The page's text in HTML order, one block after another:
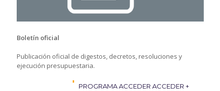
Boletín oficial
Publicación oficial de digestos, decretos, resoluciones y
ejecución presupuestaria.
PROGRAMA ACCEDER ACCEDER +